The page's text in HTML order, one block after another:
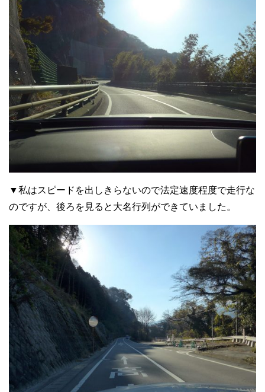
▼私はスピードを出しきらないので法定速度程度で走行な
のですが、後ろを見ると大名行列ができていました。